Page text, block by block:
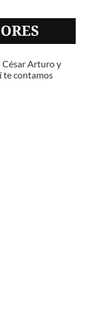
Arturo y
te contamos